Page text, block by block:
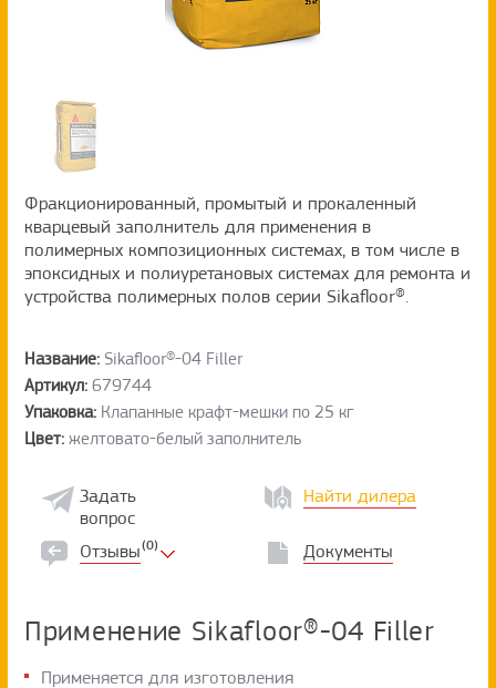
Фракционированный, промытый и прокаленный
кварцевый заполнитель для применения в
полимерных композиционных системах, в том числе в
эпоксидных и полиуретановых системах для ремонта и
устройства полимерных полов серии Sikafloor®.
Название: Sikafloor®-04 Filler
Артикул: 679744
Упаковка: Клапанные крафт-мешки по 25 кг
Цвет: желтовато-белый заполнитель
Задать
вопрос
Найти дилера
Отзывы(0) Документы
Применение Sikafloor®-04 Filler
Применяется для изготовления